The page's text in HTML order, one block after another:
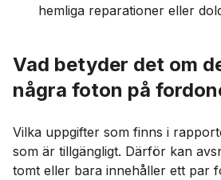
hemliga reparationer eller
Vad betyder det om
några foton på
Vilka uppgifter som finns i
som är tillgängligt. Därför kan
tomt eller bara innehåller ett par